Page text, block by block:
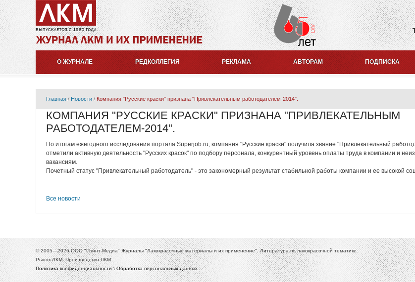
О ЖУРНАЛЕ РЕДКОЛЛЕГИЯ РЕКЛАМА АВТОРАМ ПОДПИСКА
Главная Новости Компания "Русские краски" признана "Привлекательным работодателем-2014".
КОМПАНИЯ "РУССКИЕ КРАСКИ" ПРИЗНАНА "ПРИВЛЕКАТЕЛЬНЫМ
РАБОТОДАТЕЛЕМ-2014".
По итогам ежегодного исследования портала Superjob.ru, компания "Русские краски" получила звание "Привлекательный
отметили активную деятельность "Русских красок" по подбору персонала, конкурентный уровень оплаты труда в компании и
вакансиям.
Почетный статус "Привлекательный работодатель" - это закономерный результат стабильной работы компании и ее высокой
Все новости
© 2005—2026 ООО "Пэйнт-Медиа" Журналы "Лакокрасочные материалы и их применение". Литература по лакокрасочной тематике.
Рынок ЛКМ. Производство ЛКМ.
Политика конфиденциальности\Обработка персональных данных